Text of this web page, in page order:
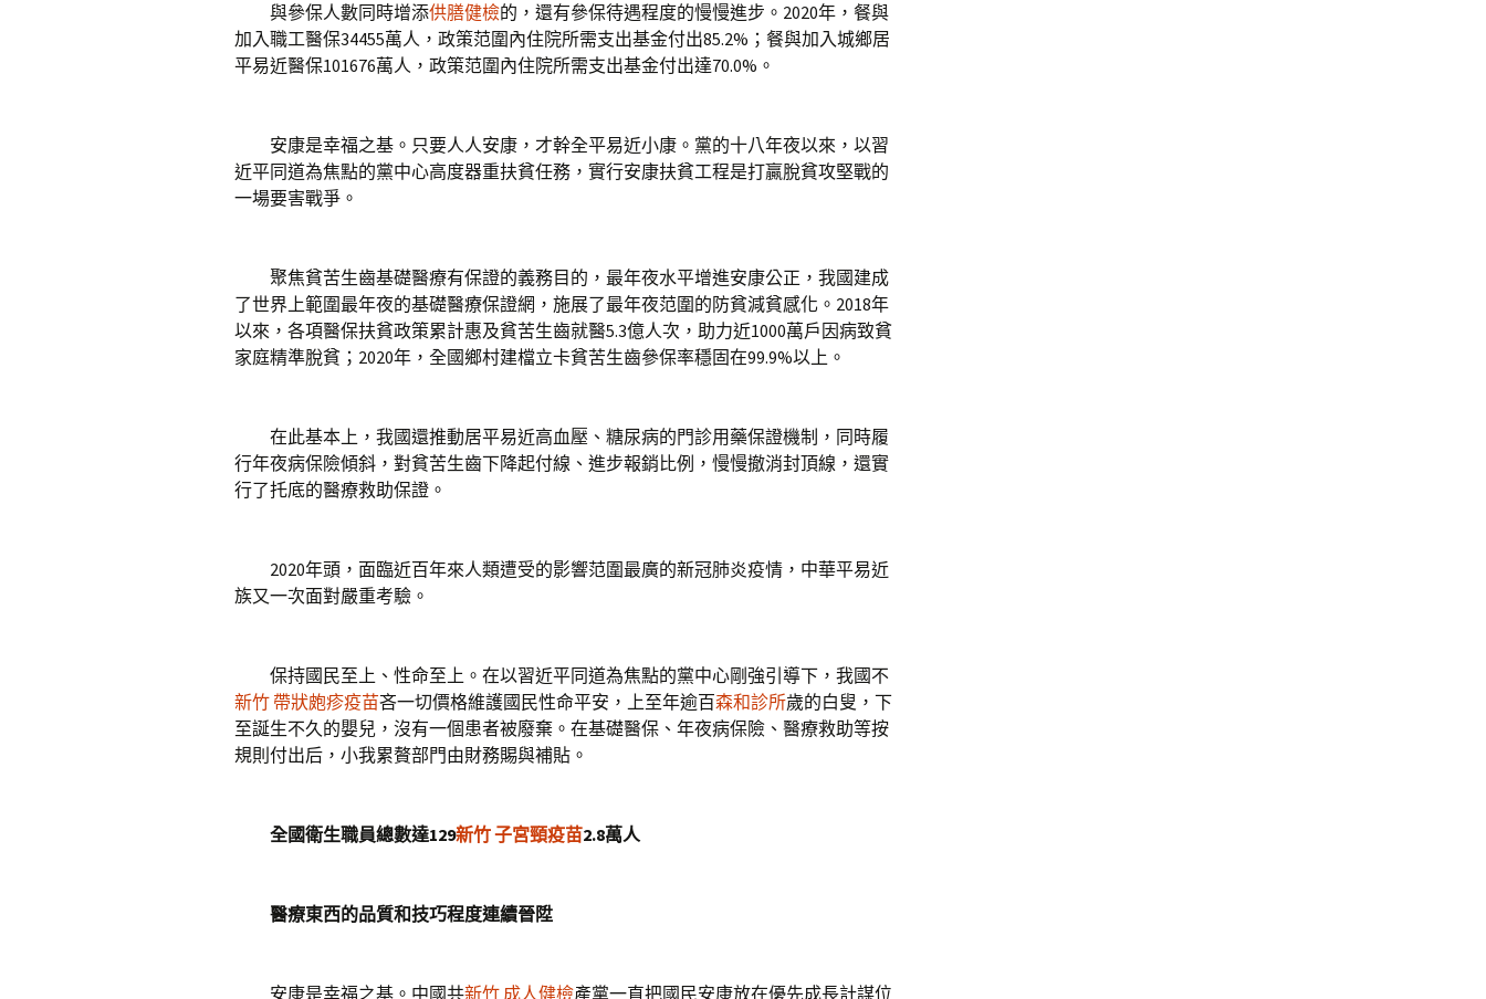
與參保人數同時增添供膳健檢的，還有參保待遇程度的慢慢進步。2020年，餐與
加入職工醫保34455萬人，政策范圍內住院所需支出基金付出85.2%；餐與加入城鄉居
平易近醫保101676萬人，政策范圍內住院所需支出基金付出達70.0%。
安康是幸福之基。只要人人安康，才幹全平易近小康。黨的十八年夜以來，以習
近平同道為焦點的黨中心高度器重扶貧任務，實行安康扶貧工程是打贏脫貧攻堅戰的
一場要害戰爭。
聚焦貧苦生齒基礎醫療有保證的義務目的，最年夜水平增進安康公正，我國建成
了世界上範圍最年夜的基礎醫療保證網，施展了最年夜范圍的防貧減貧感化。2018年
以來，各項醫保扶貧政策累計惠及貧苦生齒就醫5.3億人次，助力近1000萬戶因病致貧
家庭精準脫貧；2020年，全國鄉村建檔立卡貧苦生齒參保率穩固在99.9%以上。
在此基本上，我國還推動居平易近高血壓、糖尿病的門診用藥保證機制，同時履
行年夜病保險傾斜，對貧苦生齒下降起付線、進步報銷比例，慢慢撤消封頂線，還實
行了托底的醫療救助保證。
2020年頭，面臨近百年來人類遭受的影響范圍最廣的新冠肺炎疫情，中華平易近
族又一次面對嚴重考驗。
保持國民至上、性命至上。在以習近平同道為焦點的黨中心剛強引導下，我國不
新竹 帶狀皰疹疫苗吝一切價格維護國民性命平安，上至年逾百森和診所歲的白叟，下
至誕生不久的嬰兒，沒有一個患者被廢棄。在基礎醫保、年夜病保險、醫療救助等按
規則付出后，小我累贅部門由財務賜與補貼。
全國衛生職員總數達129新竹 子宮頸疫苗2.8萬人
醫療東西的品質和技巧程度連續晉陞
安康是幸福之基。中國共新竹 成人健檢產黨一直把國民安康放在優先成長計謀位